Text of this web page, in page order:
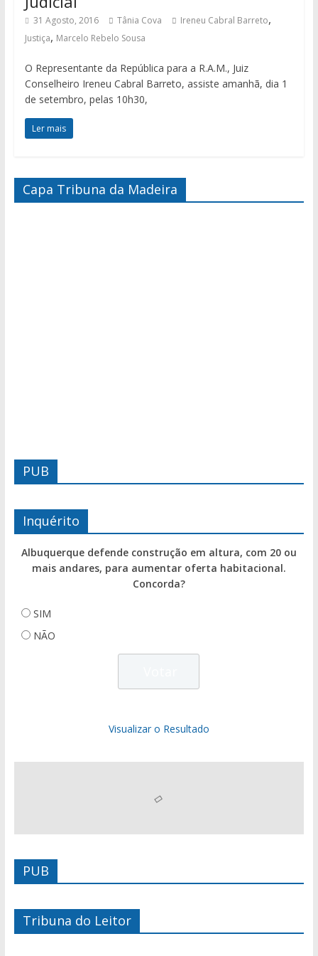
31 Agosto, 2016 Tânia Cova Ireneu Cabral Barreto,
Justiça, Marcelo Rebelo Sousa
O Representante da República para a R.A.M., Juiz
Conselheiro Ireneu Cabral Barreto, assiste amanhã, dia 1
de setembro, pelas 10h30,
Ler mais
Capa Tribuna da Madeira
PUB
Inquérito
Albuquerque defende construção em altura, com 20 ou
mais andares, para aumentar oferta habitacional.
Concorda?
SIM
NÃO
Visualizar o Resultado
PUB
Tribuna do Leitor